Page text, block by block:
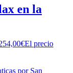
en la
€El precio